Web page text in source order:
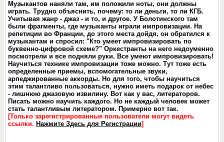
Музыкантов наняли там, им положили ноты, они должны
играть. Трудно объяснить, почему: то ли деньги, то ли КГБ.
Учитывая жанр - джаз - и то, и другое. У Болотинского там
были фрагменты, где музыканты играли импровизации. На
репетиции во Франции, до этого места дойдя, он обратился к
музыкантам и спросил: "Кто умеет импровизировать по
буквенно-цифровой схеме?" Оркестранты на него недоуменно
посмотрели и все подняли руки. Все умеют импровизировать!
Научиться технике импровизации тоже можно. Тут тоже есть
определенные приемы, вспомогательные звуки,
арпеджированные аккорды. Но для того, чтобы научиться
этим талантливо пользоваться, нужно иметь подарок от небес
- лишнюю джазовую извилину. Вот как у вас, литераторов.
Писать можно научить каждого. Но не каждый человек может
стать талантливым литератором. Примерно вот так.
[Только зарегистрированные пользователи могут видеть
ссылки. Нажмите Здесь для Регистрации]